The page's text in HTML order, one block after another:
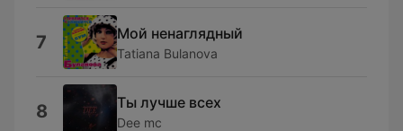
7 Мой ненаглядный
Tatiana Bulanova
8 Ты лучше всех
Dee mc